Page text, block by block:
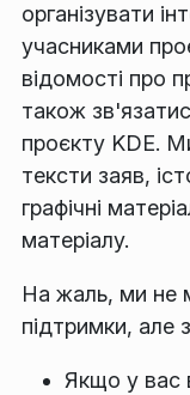
організувати
учасниками
відомості про
також
проєкту KDE.
тексти заяв,
графічні
матеріалу.
На жаль, ми не
підтримки, але
Якщо у вас